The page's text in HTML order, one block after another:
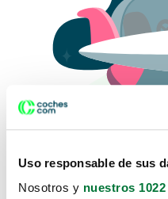
Uso responsable de sus
Nosotros y nuestros